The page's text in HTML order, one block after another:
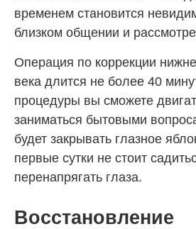
временем становится
близком общении и
Операция по коррекции
века длится не более 40
процедуры вы сможете
заниматься бытовыми
будет закрывать глазное
первые сутки не стоит
перенапрягать глаза.
Восстановление